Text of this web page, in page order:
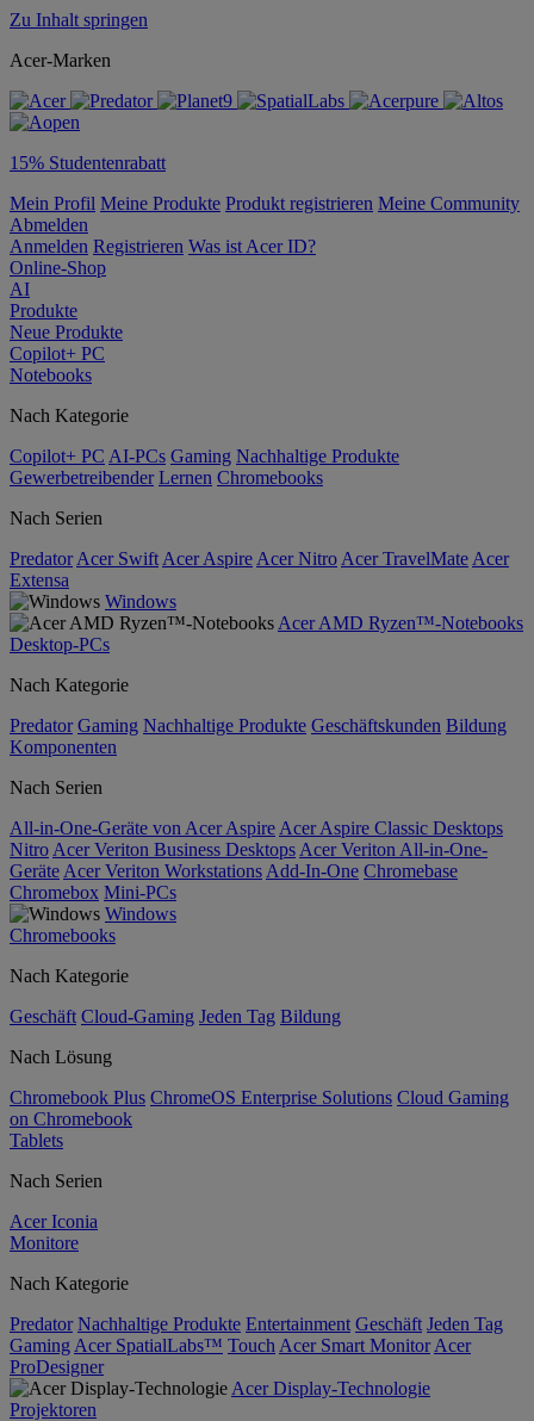
Zu Inhalt springen
Acer-Marken
15% Studentenrabatt
Mein Profil Meine Produkte Produkt registrieren Meine Community
Abmelden
Anmelden Registrieren Was ist Acer ID?
Online-Shop
AI
Produkte
Neue Produkte
Copilot+ PC
Notebooks
Nach Kategorie
Copilot+ PC AI-PCs Gaming Nachhaltige Produkte
Gewerbetreibender Lernen Chromebooks
Nach Serien
Predator Acer Swift Acer Aspire Acer Nitro Acer TravelMate Acer
Extensa
Windows
Acer AMD Ryzen™-Notebooks
Desktop-PCs
Nach Kategorie
Predator Gaming Nachhaltige Produkte Geschäftskunden Bildung
Komponenten
Nach Serien
All-in-One-Geräte von Acer Aspire Acer Aspire Classic Desktops
Nitro Acer Veriton Business Desktops Acer Veriton All-in-One-
Geräte Acer Veriton Workstations Add-In-One Chromebase
Chromebox Mini-PCs
Windows
Chromebooks
Nach Kategorie
Geschäft Cloud-Gaming Jeden Tag Bildung
Nach Lösung
Chromebook Plus ChromeOS Enterprise Solutions Cloud Gaming
on Chromebook
Tablets
Nach Serien
Acer Iconia
Monitore
Nach Kategorie
Predator Nachhaltige Produkte Entertainment Geschäft Jeden Tag
Gaming Acer SpatialLabs™ Touch Acer Smart Monitor Acer
ProDesigner
Acer Display-Technologie
Projektoren